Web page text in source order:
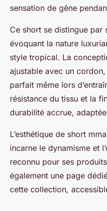
sensation de gêne
Ce short se distingue par
évoquant la nature
style tropical. La
ajustable avec un
parfait même lors
résistance du tissu et la
durabilité accrue,
L’esthétique de short
incarne le dynamisme et
reconnu pour ses
également une page
cette collection,